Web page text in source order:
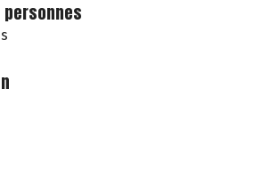
personnes